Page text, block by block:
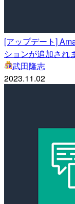
[アップデート]
ションが追加され
武田隆志
2023.11.02